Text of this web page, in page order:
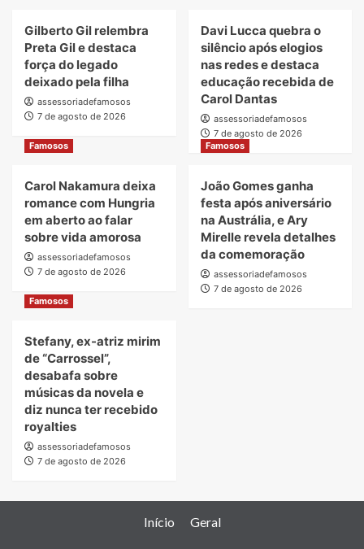
Gilberto Gil relembra
Preta Gil e destaca
força do legado
deixado pela filha
assessoriadefamosos
7 de agosto de 2026
Davi Lucca quebra o
silêncio após elogios
nas redes e destaca
educação recebida de
Carol Dantas
assessoriadefamosos
7 de agosto de 2026
Famosos
Carol Nakamura deixa
romance com Hungria
em aberto ao falar
sobre vida amorosa
assessoriadefamosos
7 de agosto de 2026
Famosos
João Gomes ganha
festa após aniversário
na Austrália, e Ary
Mirelle revela detalhes
da comemoração
assessoriadefamosos
7 de agosto de 2026
Famosos
Stefany, ex-atriz mirim
de “Carrossel”,
desabafa sobre
músicas da novela e
diz nunca ter recebido
royalties
assessoriadefamosos
7 de agosto de 2026
Início Geral